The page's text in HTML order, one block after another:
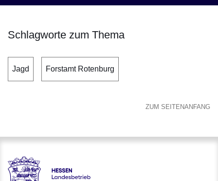
Schlagworte zum Thema
Jagd Forstamt Rotenburg
ZUM SEITENANFANG